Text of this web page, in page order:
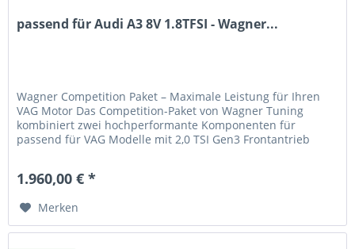
passend für Audi A3 8V 1.8TFSI - Wagner...
Wagner Competition Paket – Maximale Leistung für Ihren
VAG Motor Das Competition-Paket von Wagner Tuning
kombiniert zwei hochperformante Komponenten für
passend für VAG Modelle mit 2,0 TSI Gen3 Frontantrieb
1.960,00 € *
Merken